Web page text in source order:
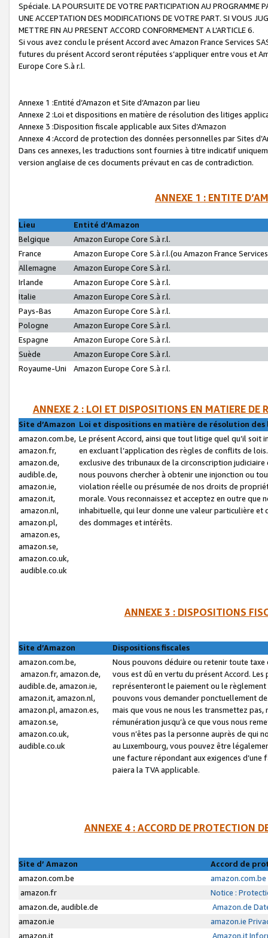
Spéciale. LA POURSUITE DE VOTRE PARTICIPATION AU PROGRAMME
UNE ACCEPTATION DES MODIFICATIONS DE VOTRE PART. SI VOUS
METTRE FIN AU PRESENT ACCORD CONFORMEMENT A L’ARTICLE 6.
Si vous avez conclu le présent Accord avec Amazon France Services
futures du présent Accord seront réputées s’appliquer entre vous et
Europe Core S.à r.l.
Annexe 1 :Entité d’Amazon et Site d’Amazon par lieu
Annexe 2 :Loi et dispositions en matière de résolution des litiges
Annexe 3 :Disposition fiscale applicable aux Sites d’Amazon
Annexe 4 :Accord de protection des données personnelles par Sites
Dans ces annexes, les traductions sont fournies à titre indicatif
version anglaise de ces documents prévaut en cas de contradiction.
ANNEXE 1 : ENTITE
Lieu
Entité d’Amazon
Belgique
Amazon Europe Core S.à r.l.
France
Amazon Europe Core S.à r.l.(ou Amazon France
Allemagne
Amazon Europe Core S.à r.l.
Irlande
Amazon Europe Core S.à r.l.
Italie
Amazon Europe Core S.à r.l.
Pays-Bas
Amazon Europe Core S.à r.l.
Pologne
Amazon Europe Core S.à r.l.
Espagne
Amazon Europe Core S.à r.l.
Suède
Amazon Europe Core S.à r.l.
Royaume-Uni
Amazon Europe Core S.à r.l.
ANNEXE 2 : LOI ET DISPOSITIONS EN MATIERE DE
Site d’Amazon Loi et dispositions en matière de résolution
amazon.com.be,
amazon.fr,
amazon.de,
audible.de,
amazon.ie,
amazon.it,
amazon.nl,
amazon.pl,
amazon.es,
amazon.se,
amazon.co.uk,
audible.co.uk
Le présent Accord, ainsi que tout litige quel qu’il soit
en excluant l’application des règles de conflits de
exclusive des tribunaux de la circonscription
nous pouvons chercher à obtenir une injonction ou
violation réelle ou présumée de nos droits de
morale. Vous reconnaissez et acceptez en outre que
inhabituelle, qui leur donne une valeur particulière
des dommages et intérêts.
ANNEXE 3 : DISPOSITIONS
Site d’Amazon
Dispositions fiscales
amazon.com.be,
amazon.fr, amazon.de,
audible.de, amazon.ie,
amazon.it, amazon.nl,
amazon.pl, amazon.es,
amazon.se,
amazon.co.uk,
audible.co.uk
Nous pouvons déduire ou retenir toute
vous est dû en vertu du présent Accord.
représenteront le paiement ou le
pouvons vous demander ponctuellement
mais que vous ne nous les transmettez
rémunération jusqu’à ce que vous nous
vous n’êtes pas la personne auprès de qui
au Luxembourg, vous pouvez être
une facture répondant aux exigences
paiera la TVA applicable.
ANNEXE 4 : ACCORD DE PROTECTION
Site d’ Amazon
Accord de
amazon.com.be
amazon.fr
Notice :
amazon.de, audible.de
Amazon.de
amazon.ie
amazon.ie
amazon.it
Amazon.it